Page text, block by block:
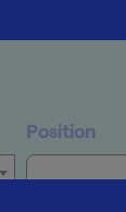
Position